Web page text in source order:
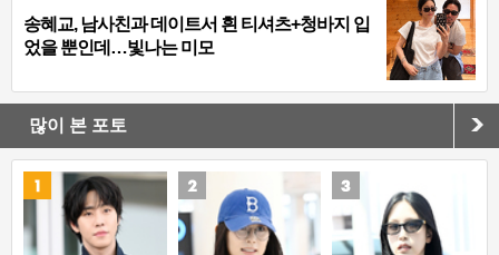
송혜교, 남사친과 데이트서 흰 티셔츠+청바지 입
었을 뿐인데…빛나는 미모
많이 본 포토